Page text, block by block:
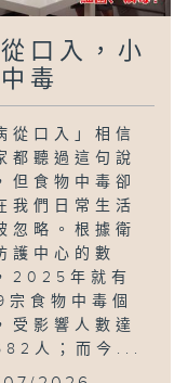
口入，小
毒
從口入」相信
都聽過這句說
但食物中毒卻
我們日常生活
忽略。根據衛
護中心的數
2025年就有
宗食物中毒個
受影響人數達
人；而今...